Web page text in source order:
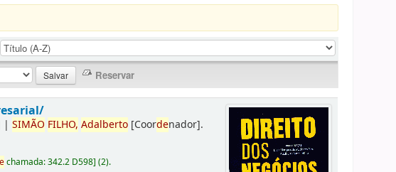
|SIMÃO FILHO, Adalberto [Coordenador].
chamada:342.2 D598](2).